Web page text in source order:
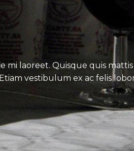
mi laoreet. Quisque quis mattis
vestibulum ex ac felis